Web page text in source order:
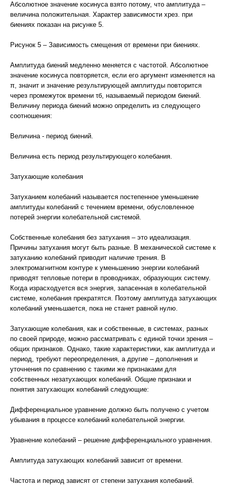
Абсолютное значение косинуса взято потому, что амплитуда –
величина положительная. Характер зависимости хрез. при
биениях показан на рисунке 5.
Рисунок 5 – Зависимость смещения от времени при биениях.
Амплитуда биений медленно меняется с частотой. Абсолютное
значение косинуса повторяется, если его аргумент изменяется на
π, значит и значение результирующей амплитуды повторится
через промежуток времени τб, называемый периодом биений.
Величину периода биений можно определить из следующего
соотношения:
Величина - период биений.
Величина есть период результирующего колебания.
Затухающие колебания
Затуханием колебаний называется постепенное уменьшение
амплитуды колебаний с течением времени, обусловленное
потерей энергии колебательной системой.
Собственные колебания без затухания – это идеализация.
Причины затухания могут быть разные. В механической системе к
затуханию колебаний приводит наличие трения. В
электромагнитном контуре к уменьшению энергии колебаний
приводят тепловые потери в проводниках, образующих систему.
Когда израсходуется вся энергия, запасенная в колебательной
системе, колебания прекратятся. Поэтому амплитуда затухающих
колебаний уменьшается, пока не станет равной нулю.
Затухающие колебания, как и собственные, в системах, разных
по своей природе, можно рассматривать с единой точки зрения –
общих признаков. Однако, такие характеристики, как амплитуда и
период, требуют переопределения, а другие – дополнения и
уточнения по сравнению с такими же признаками для
собственных незатухающих колебаний. Общие признаки и
понятия затухающих колебаний следующие:
Дифференциальное уравнение должно быть получено с учетом
убывания в процессе колебаний колебательной энергии.
Уравнение колебаний – решение дифференциального уравнения.
Амплитуда затухающих колебаний зависит от времени.
Частота и период зависят от степени затухания колебаний.